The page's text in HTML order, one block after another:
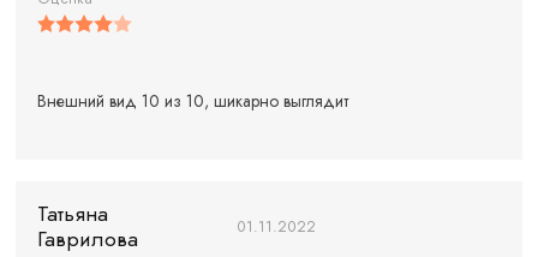
Внешний вид 10 из 10, шикарно выглядит
Татьяна
Гаврилова
01.11.2022